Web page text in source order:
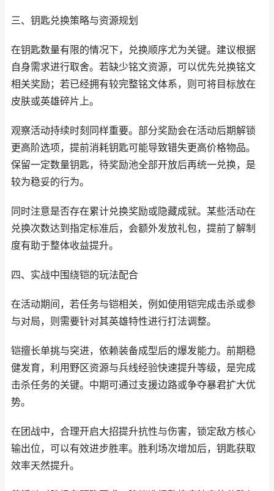
三、钥匙兑换策略与资源规划
在钥匙数量有限的情况下，兑换顺序尤为关键。建议根据
自身需求进行取舍。若缺少铭文资源，可以优先兑换铭文
相关奖励；若已经拥有较完整铭文体系，则可将目标放在
皮肤或英雄碎片上。
观察活动持续时刻同样重要。部分奖励会在活动后期解锁
更高阶选项，提前消耗钥匙可能导致错失更高价格物品。
保留一定数量钥匙，待奖励池全部开放后再统一兑换，是
较为稳妥的行为。
同时注意是否存在累计兑换奖励或隐藏成就。某些活动在
兑换次数达到指定标准后，会额外发放礼包，提前了解制
度有助于整体收益提升。
四、实战中围绕铠的玩法配合
在活动期间，若任务与铠相关，例如使用铠完成击杀或参
与对局，则需要针对其英雄特性进行打法调整。
铠擅长单挑与突进，依赖装备成型后的爆发能力。前期稳
健发育，利用野区资源与兵线经验快速提升等级，是完成
击杀任务的关键。中期可通过支援边路或争夺暴君扩大优
势。
在团战中，合理开启大招提升抗性与伤害，锁定敌方核心
输出位，可以有效进步胜率。胜利场次增加后，钥匙获取
效率天然提升。